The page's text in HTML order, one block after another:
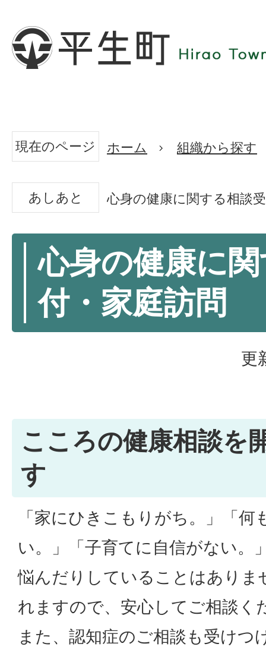
現在のページ ホーム 組織から探す
あしあと 心身の健康に関する相談
心身の健康に
付・家庭訪問
更
こころの健康相談を
す
「家にひきこもりがち。」「
い。」「子育てに自信がない。
悩んだりしていることはありま
れますので、安心してご相談く
また、認知症のご相談も受けつ